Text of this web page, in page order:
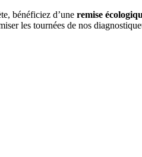
bénéficiez d’une remise
les tournées de nos